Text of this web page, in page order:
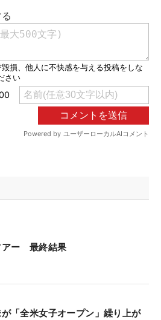
アー 最終結果
「全米女子オープン」繰り上が